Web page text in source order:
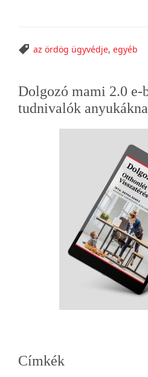
az ördög ügyvédje, egyéb
Elsődleges
oldalsáv
Dolgozó mami 2.0 e-
tudnivalók
Címkék